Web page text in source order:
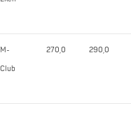
M-
Club
270,0 290,0